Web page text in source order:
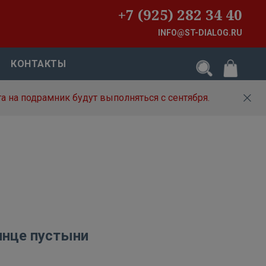
+7 (925) 282 34 40
INFO@ST-DIALOG.RU
КОНТАКТЫ
подрамник будут выполняться с сентября.
пустыни